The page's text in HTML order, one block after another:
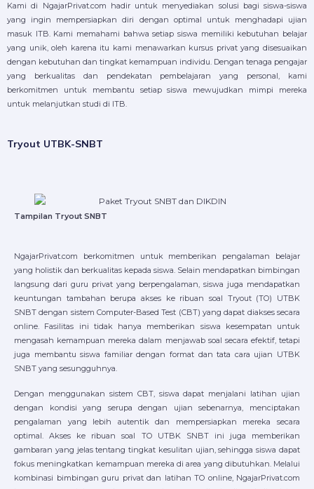
Kami di NgajarPrivat.com hadir untuk menyediakan solusi bagi siswa-siswa
yang ingin mempersiapkan diri dengan optimal untuk menghadapi ujian
masuk ITB. Kami memahami bahwa setiap siswa memiliki kebutuhan belajar
yang unik, oleh karena itu kami menawarkan kursus privat yang disesuaikan
dengan kebutuhan dan tingkat kemampuan individu. Dengan tenaga pengajar
yang berkualitas dan pendekatan pembelajaran yang personal, kami
berkomitmen untuk membantu setiap siswa mewujudkan mimpi mereka
untuk melanjutkan studi di ITB.
Tryout UTBK-SNBT
Tampilan Tryout SNBT
NgajarPrivat.com berkomitmen untuk memberikan pengalaman belajar
yang holistik dan berkualitas kepada siswa. Selain mendapatkan bimbingan
langsung dari guru privat yang berpengalaman, siswa juga mendapatkan
keuntungan tambahan berupa akses ke ribuan soal Tryout (TO) UTBK
SNBT dengan sistem Computer-Based Test (CBT) yang dapat diakses secara
online. Fasilitas ini tidak hanya memberikan siswa kesempatan untuk
mengasah kemampuan mereka dalam menjawab soal secara efektif, tetapi
juga membantu siswa familiar dengan format dan tata cara ujian UTBK
SNBT yang sesungguhnya.
Dengan menggunakan sistem CBT, siswa dapat menjalani latihan ujian
dengan kondisi yang serupa dengan ujian sebenarnya, menciptakan
pengalaman yang lebih autentik dan mempersiapkan mereka secara
optimal. Akses ke ribuan soal TO UTBK SNBT ini juga memberikan
gambaran yang jelas tentang tingkat kesulitan ujian, sehingga siswa dapat
fokus meningkatkan kemampuan mereka di area yang dibutuhkan. Melalui
kombinasi bimbingan guru privat dan latihan TO online, NgajarPrivat.com